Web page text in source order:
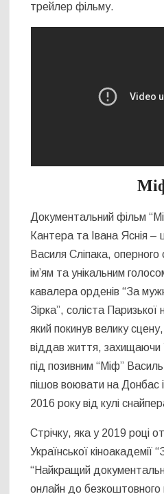
трейлер фільму.
Документальний фільм
Кантера та Івана Яснія –
Василя Сліпака, оперного
ім’ям та унікальним
кавалера орденів “За
Зірка”, соліста Паризької
який покинув велику
віддав життя, захищаючи
під позивним “Міф”
пішов воювати на Донбас
2016 року від кулі
Стрічку, яка у 2019 році
Української кіноакадемії
“Найкращий
онлайн до